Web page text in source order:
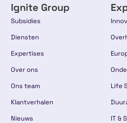
Ignite Group
Subsidies
Diensten
Expertises
Over ons
Ons team
Klantverhalen
Nieuws
Life
IT &